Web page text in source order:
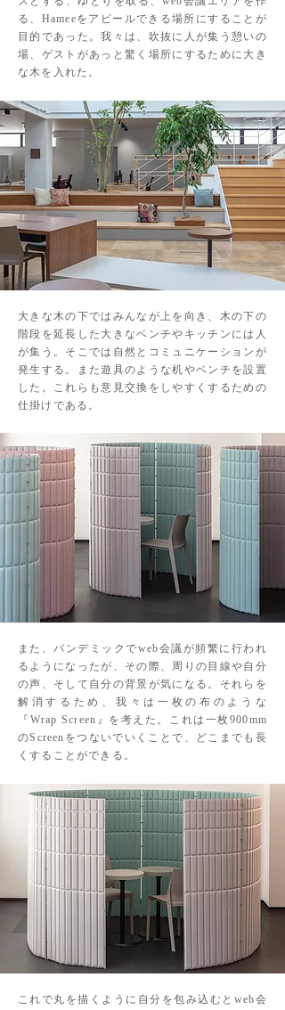
る、Hameeをアピールできる場所にすることが
目的であった。我々は、吹抜に人が集う憩いの
場、ゲストがあっと驚く場所にするために大き
な木を入れた。
大きな木の下ではみんなが上を向き、木の下の
階段を延長した大きなベンチやキッチンには人
が集う。そこでは自然とコミュニケーションが
発生する。また遊具のような机やベンチを設置
した。これらも意見交換をしやすくするための
仕掛けである。
また、パンデミックでweb会議が頻繁に行われ
るようになったが、その際、周りの目線や自分
の声、そして自分の背景が気になる。それらを
解消するため、我々は一枚の布のような
『Wrap Screen』を考えた。これは一枚900mm
のScreenをつないでいくことで、どこまでも長
くすることができる。
これで丸を描くように自分を包み込むとweb会